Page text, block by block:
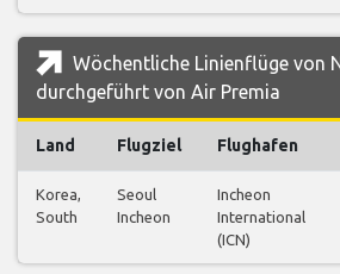
Wöchentliche Linienflüge von
durchgeführt von Air Premia
Land Flugziel Flughafen
Korea,
South
Seoul
Incheon
Incheon
International
(ICN)